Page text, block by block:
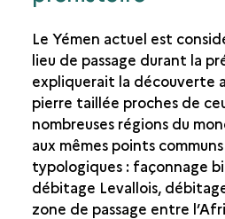
Le Yémen actuel est
lieu de passage durant la
expliquerait la découverte
pierre taillée proches de
nombreuses régions du
aux mêmes points
typologiques : façonnage
débitage Levallois,
zone de passage entre